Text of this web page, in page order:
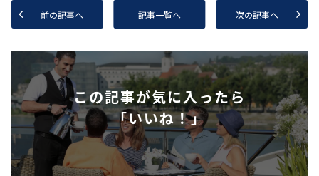
前の記事へ 記事一覧へ 次の記事へ
この記事が気に入ったら
「いいね！」